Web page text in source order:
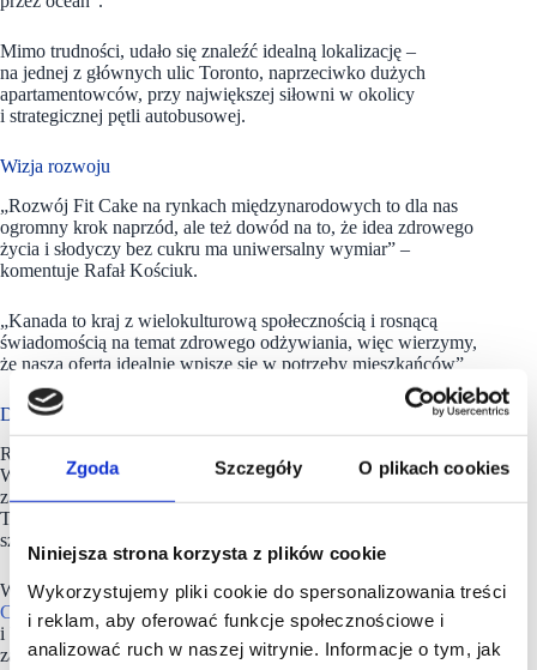
Zgoda Szczegóły O plikach cookies
Niniejsza strona korzysta z plików cookie
Wykorzystujemy pliki cookie do spersonalizowania treści
i reklam, aby oferować funkcje społecznościowe i
analizować ruch w naszej witrynie. Informacje o tym, jak
Mimo trudności, udało się znaleźć idealną lokalizację –
na jednej z głównych ulic Toronto, naprzeciwko dużych
apartamentowców, przy największej siłowni w okolicy
i strategicznej pętli autobusowej.
Wizja rozwoju
„Rozwój Fit Cake na rynkach międzynarodowych to dla nas
ogromny krok naprzód, ale też dowód na to, że idea zdrowego
życia i słodyczy bez cukru ma uniwersalny wymiar” –
komentuje Rafał Kościuk.
„Kanada to kraj z wielokulturową społecznością i rosnącą
świadomością na temat zdrowego odżywiania, więc wierzymy,
że nasza oferta idealnie wpisze się w potrzeby mieszkańców”
Doby rok 2024
Rok 2024 był wyjątkowym czasem dla marki
W zeszłym roku otworzyła 26 nowych lokali. Jednym
z ważnych kierunków rozwoju był wprowadzenie formatu
TO GO – rozwiązania odpowiedniego dla klientów
szukających zdrowych opcji na wynos.
W roku 2024 w Polsce otwarto 26 nowych lokali markiFit
Cake
, w tym w Gdyni, Poznaniu, Szczecinie, Katowicach
i Warszawie. Na arenie międzynarodowej Fit Cake
zadebiutował w Szwecji i Austrii, a w 2025 roku planuje